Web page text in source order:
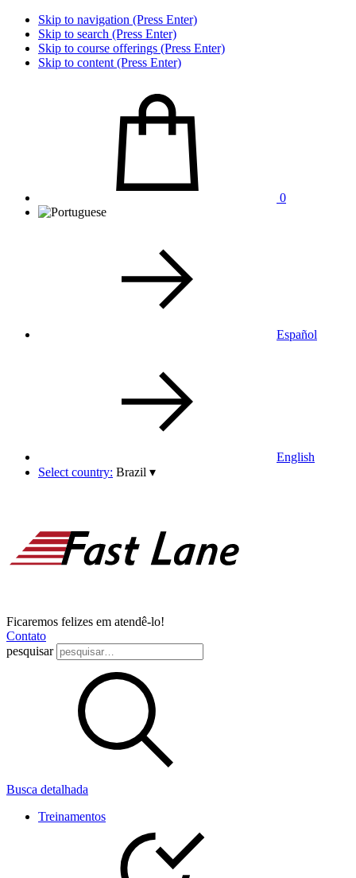
Skip to navigation (Press Enter)
Skip to search (Press Enter)
Skip to course offerings (Press Enter)
Skip to content (Press Enter)
0
Español
English
Select country: Brazil ▾
Ficaremos felizes em atendê-lo!
Contato
pesquisar
Busca detalhada
Treinamentos